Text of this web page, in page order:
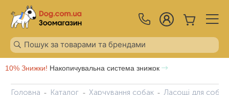
10% Знижки! Накопичувальна система знижок
Головна Каталог Харчування собак Ласощі для собак